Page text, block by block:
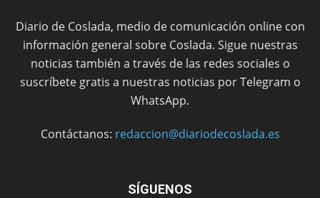
Diario de Coslada, medio de comunicación online con
información general sobre Coslada. Sigue nuestras
noticias también a través de las redes sociales o
suscríbete gratis a nuestras noticias por Telegram o
WhatsApp.
Contáctanos: redaccion@diariodecoslada.es
SÍGUENOS